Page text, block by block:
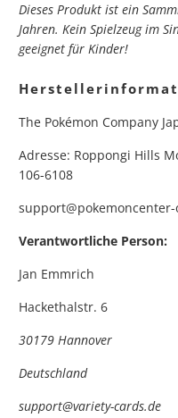
Dieses Produkt ist ein
Jahren. Kein Spielzeug im
geeignet für Kinder!
The Pokémon Company
Adresse: Roppongi Hills
106-6108
Verantwortliche Person:
Jan Emmrich
Hackethalstr. 6
30179 Hannover
Deutschland
support@variety-cards.de